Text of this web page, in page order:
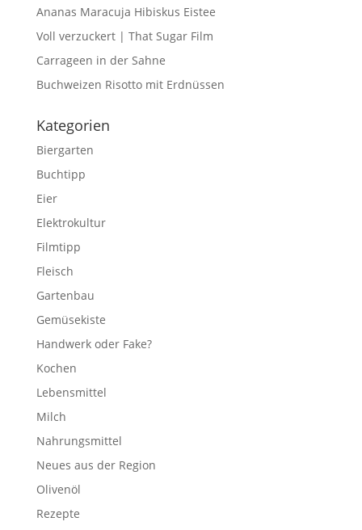
Ananas Maracuja Hibiskus Eistee
Voll verzuckert | That Sugar Film
Carrageen in der Sahne
Buchweizen Risotto mit Erdnüssen
Kategorien
Biergarten
Buchtipp
Eier
Elektrokultur
Filmtipp
Fleisch
Gartenbau
Gemüsekiste
Handwerk oder Fake?
Kochen
Lebensmittel
Milch
Nahrungsmittel
Neues aus der Region
Olivenöl
Rezepte